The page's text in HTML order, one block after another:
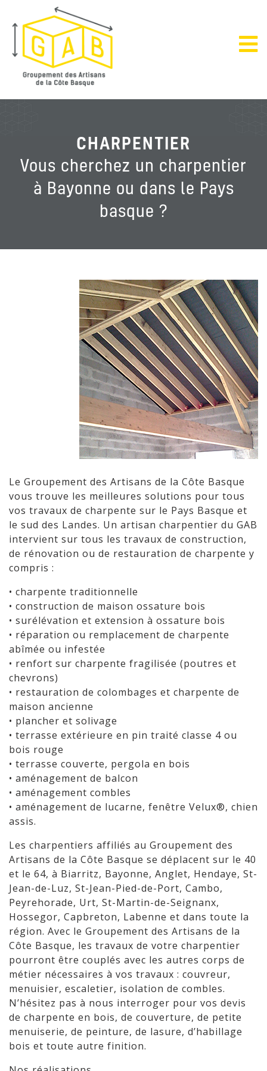
CHARPENTIER
Vous cherchez un charpentier
à Bayonne ou dans le Pays
basque ?
Le Groupement des Artisans de la Côte Basque
vous trouve les meilleures solutions pour tous
vos travaux de charpente sur le Pays Basque et
le sud des Landes. Un artisan charpentier du GAB
intervient sur tous les travaux de construction,
de rénovation ou de restauration de charpente y
compris :
• charpente traditionnelle
• construction de maison ossature bois
• surélévation et extension à ossature bois
• réparation ou remplacement de charpente
abîmée ou infestée
• renfort sur charpente fragilisée (poutres et
chevrons)
• restauration de colombages et charpente de
maison ancienne
• plancher et solivage
• terrasse extérieure en pin traité classe 4 ou
bois rouge
• terrasse couverte, pergola en bois
• aménagement de balcon
• aménagement combles
• aménagement de lucarne, fenêtre Velux®, chien
assis.
Les charpentiers affiliés au Groupement des
Artisans de la Côte Basque se déplacent sur le 40
et le 64, à Biarritz, Bayonne, Anglet, Hendaye, St-
Jean-de-Luz, St-Jean-Pied-de-Port, Cambo,
Peyrehorade, Urt, St-Martin-de-Seignanx,
Hossegor, Capbreton, Labenne et dans toute la
région. Avec le Groupement des Artisans de la
Côte Basque, les travaux de votre charpentier
pourront être couplés avec les autres corps de
métier nécessaires à vos travaux : couvreur,
menuisier, escaletier, isolation de combles.
N’hésitez pas à nous interroger pour vos devis
de charpente en bois, de couverture, de petite
menuiserie, de peinture, de lasure, d’habillage
bois et toute autre finition.